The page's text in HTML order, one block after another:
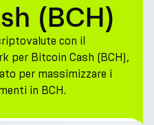
(BCH)
con il
per Bitcoin Cash (BCH),
per massimizzare i
in BCH.